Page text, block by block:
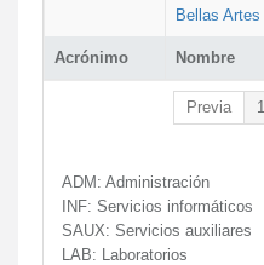
Acrónimo Nombre
Bellas Artes
Previa 1
ADM: Administración
INF: Servicios informáticos
SAUX: Servicios auxiliares
LAB: Laboratorios